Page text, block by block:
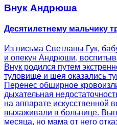
Внук Андрюша
Десятилетнему мальчику
Из письма Светланы Гук,
и опекун Андрюши,
Внук родился путем
туловище и шея оказались
Перенес обширное
дыхательная
на аппарате искусственной
выхаживали в больнице.
месяца, но мама от него